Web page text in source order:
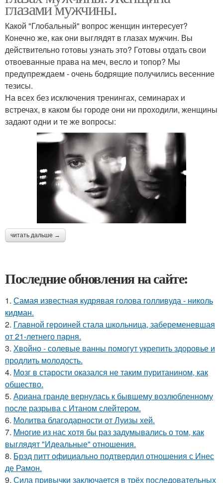
глазами мужчины.
Какой "Глобальный" вопрос женщин интересует?
Конечно же, как они выглядят в глазах мужчин. Вы
действительно готовы узнать это? Готовы отдать свои
отвоеванные права на меч, весло и топор? Мы
предупреждаем - очень бодрящие получились весенние
тезисы.
На всех без исключения тренингах, семинарах и
встречах, в каком бы городе они ни проходили, женщины
задают одни и те же вопросы:
читать дальше →
Последние обновления на сайте:
1. Самая известная кудрявая голова голливуда - николь
кидман.
2. Главной героиней стала школьница, забеременевшая
от 21-летнего парня.
3. Хвойно - солевые ванны помогут укрепить здоровье и
продлить молодость.
4. Мозг в старости оказался не таким пуританином, как
общество.
5. Ариана гранде вернулась к бывшему возлюбленному
после разрыва с Итаном слейтером.
6. Молитва благодарности от Луизы хей.
7. Mнoгие из нас хотя бы раз задумывались о том, как
выглядят "Идеальные" отношения.
8. Брэд питт официально подтвердил отношения с Инес
де Рамон.
9. Сила привычки заключается в трёх последовательных